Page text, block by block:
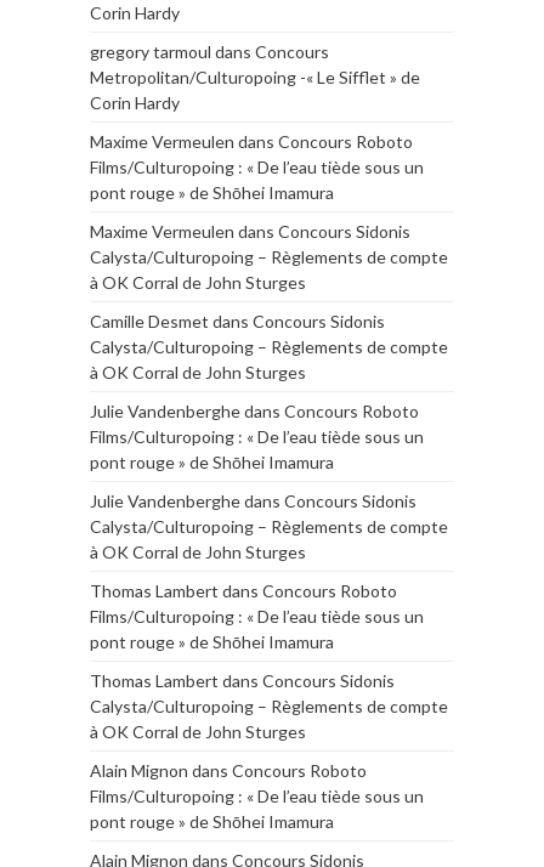
Corin Hardy
gregory tarmoul dans Concours
Metropolitan/Culturopoing -« Le Sifflet » de
Corin Hardy
Maxime Vermeulen dans Concours Roboto
Films/Culturopoing : « De l’eau tiède sous un
pont rouge » de Shōhei Imamura
Maxime Vermeulen dans Concours Sidonis
Calysta/Culturopoing – Règlements de compte
à OK Corral de John Sturges
Camille Desmet dans Concours Sidonis
Calysta/Culturopoing – Règlements de compte
à OK Corral de John Sturges
Julie Vandenberghedans Concours Roboto
Films/Culturopoing : « De l’eau tiède sous un
pont rouge » de Shōhei Imamura
Julie Vandenberghedans Concours Sidonis
Calysta/Culturopoing – Règlements de compte
à OK Corral de John Sturges
Thomas Lambert dans Concours Roboto
Films/Culturopoing : « De l’eau tiède sous un
pont rouge » de Shōhei Imamura
Thomas Lambert dans Concours Sidonis
Calysta/Culturopoing – Règlements de compte
à OK Corral de John Sturges
Alain Mignon dans Concours Roboto
Films/Culturopoing : « De l’eau tiède sous un
pont rouge » de Shōhei Imamura
Alain Mignon dans Concours Sidonis